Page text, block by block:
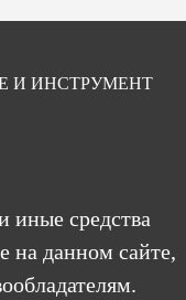
И ИНСТРУМЕНТ
иные средства
на данном сайте,